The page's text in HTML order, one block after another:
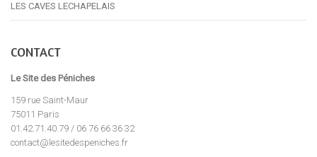
LES CAVES LECHAPELAIS
CONTACT
Le Site des Péniches
159 rue Saint-Maur
75011 Paris
01.42.71.40.79 / 06 76 66 36 32
contact@lesitedespeniches.fr